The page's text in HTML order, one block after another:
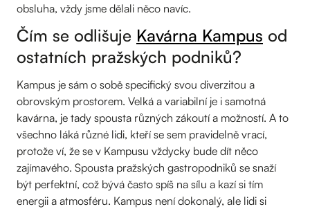
obsluha, vždy jsme dělali něco navíc.
Čím se odlišuje Kavárna Kampus od
ostatních pražských podniků?
Kampus je sám o sobě specifický svou diverzitou a
obrovským prostorem. Velká a variabilní je i samotná
kavárna, je tady spousta různých zákoutí a možností. A to
všechno láká různé lidi, kteří se sem pravidelně vrací,
protože ví, že se v Kampusu vždycky bude dít něco
zajímavého. Spousta pražských gastropodniků se snaží
být perfektní, což bývá často spíš na sílu a kazí si tím
energii a atmosféru. Kampus není dokonalý, ale lidi si